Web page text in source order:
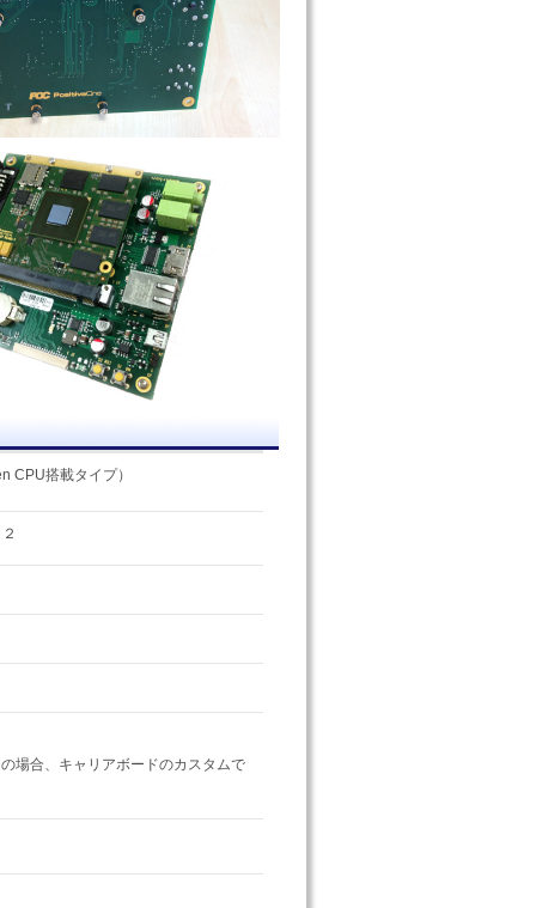
CPU搭載タイプ）
場合、キャリアボードのカスタムで